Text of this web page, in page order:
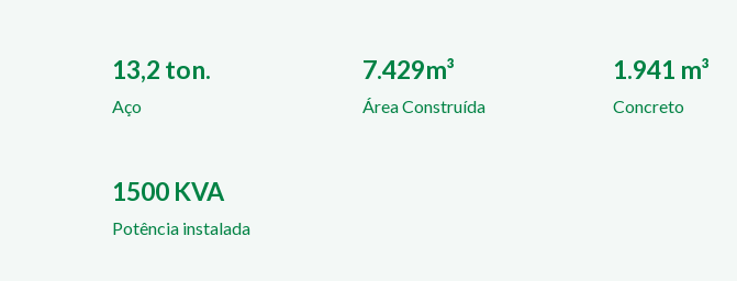
13,2 ton.
Aço
7.429m³
Área Construída
1.941 m³
Concreto
1500 KVA
Potência instalada